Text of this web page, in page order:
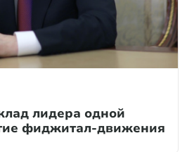
лидера одной
фиджитал-движения